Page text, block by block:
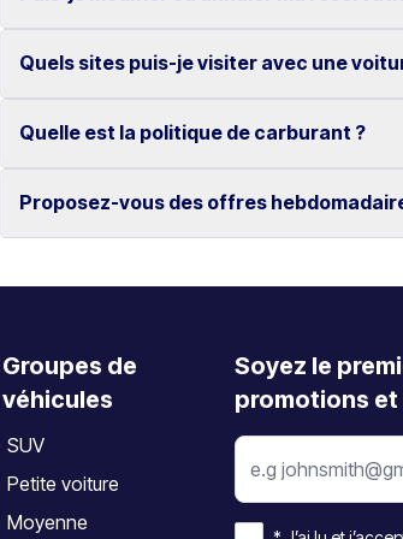
Non, tous nos véhicules bénéficient du
Oui, les modifications et annulations sont
L’annulation doit être effectuée au moins 2
Quels sites puis-je visiter avec une
Découvrez des lieux emblématiques tels
Quelle est la politique de carburant ?
Le véhicule doit être restitué avec le même
Proposez-vous des offres
Oui, nous proposons des tarifs
Groupes de
véhicules
SUV
Petite voiture
Moyenne
Soyez le
promotions